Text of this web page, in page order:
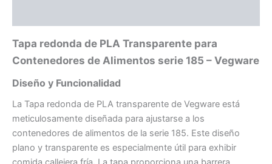
Tapa redonda de PLA Transparente para
Contenedores de Alimentos serie 185 – Vegware
Diseño y Funcionalidad
La Tapa redonda de PLA transparente de Vegware está
meticulosamente diseñada para ajustarse a los
contenedores de alimentos de la serie 185. Este diseño
plano y transparente es especialmente útil para exhibir